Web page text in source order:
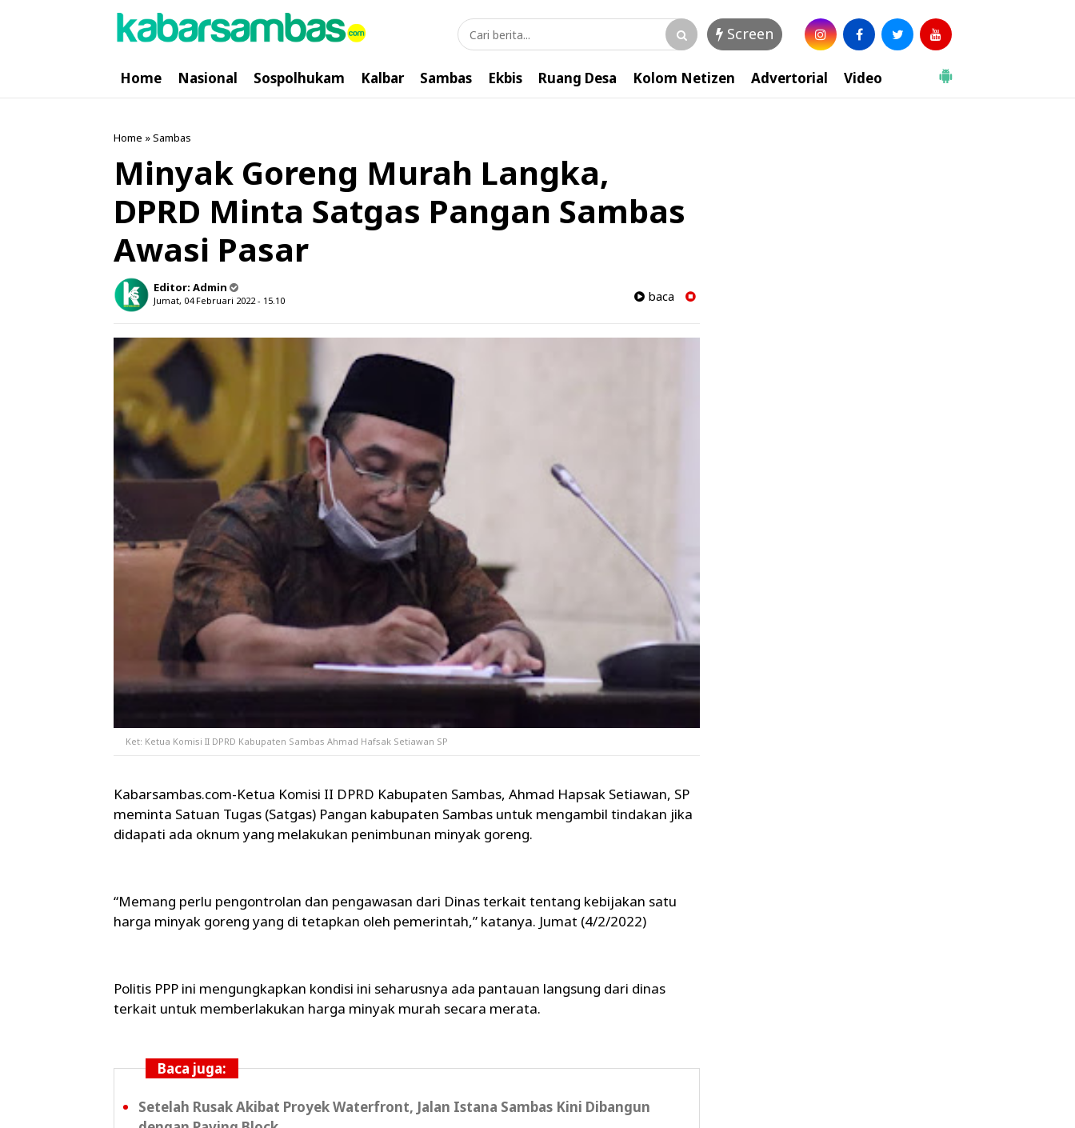
Screen
Home Nasional Sospolhukam Kalbar Sambas Ekbis Ruang Desa Kolom Netizen Advertorial Video
Home »Sambas
Minyak Goreng Murah Langka,
DPRD Minta Satgas Pangan Sambas
Awasi Pasar
Editor: Admin
Jumat, 04 Februari 2022 - 15.10 baca
Ket: Ketua Komisi II DPRD Kabupaten Sambas Ahmad Hafsak Setiawan SP
Kabarsambas.com-Ketua Komisi II DPRD Kabupaten Sambas, Ahmad Hapsak Setiawan, SP
meminta Satuan Tugas (Satgas) Pangan kabupaten Sambas untuk mengambil tindakan jika
didapati ada oknum yang melakukan penimbunan minyak goreng.
“Memang perlu pengontrolan dan pengawasan dari Dinas terkait tentang kebijakan satu
harga minyak goreng yang di tetapkan oleh pemerintah,” katanya. Jumat (4/2/2022)
Politis PPP ini mengungkapkan kondisi ini seharusnya ada pantauan langsung dari dinas
terkait untuk memberlakukan harga minyak murah secara merata.
Baca juga:
Setelah Rusak Akibat Proyek Waterfront, Jalan Istana Sambas Kini Dibangun